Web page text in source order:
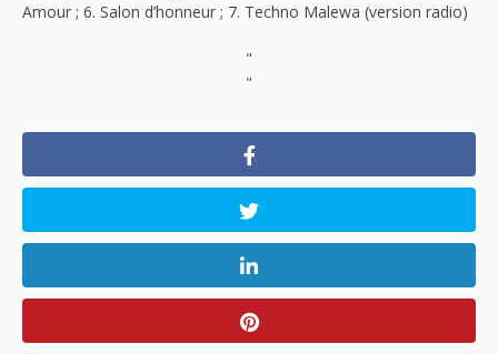
Amour ; 6. Salon d’honneur ; 7. Techno Malewa (version radio)
"
"